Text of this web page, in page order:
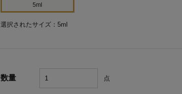
5ml
選択されたサイズ：5ml
数量 点